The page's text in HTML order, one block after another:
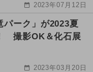
2023年07月12日
パーク」が2023夏
撮影OK＆化石展
2023年03月20日